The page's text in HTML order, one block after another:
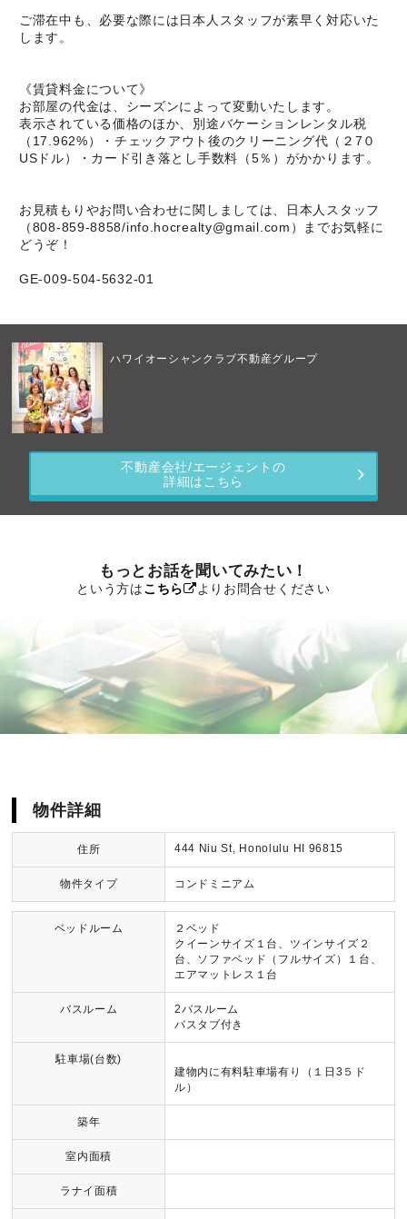
ご滞在中も、必要な際には日本人スタッフが素早く対応いた
します。
《賃貸料金について》
お部屋の代金は、シーズンによって変動いたします。
表示されている価格のほか、別途バケーションレンタル税
（17.962%）・チェックアウト後のクリーニング代（２7０
USドル）・カード引き落とし手数料（5％）がかかります。
お見積もりやお問い合わせに関しましては、日本人スタッフ
（808-859-8858/info.hocrealty@gmail.com）までお気軽に
どうぞ！
GE-009-504-5632-01
ハワイオーシャンクラブ不動産グループ
不動産会社/エージェントの
詳細はこちら
もっとお話を聞いてみたい！
という方はこちら よりお問合せください
物件詳細
住所 444 Niu St, Honolulu HI 96815
物件タイプ コンドミニアム
ベッドルーム
２ベッド
クイーンサイズ１台、ツインサイズ２
台、ソファベッド（フルサイズ）１台、
エアマットレス１台
バスルーム
2バスルーム
バスタブ付き
駐車場(台数)
建物内に有料駐車場有り（１日3５ド
ル）
築年
室内面積
ラナイ面積